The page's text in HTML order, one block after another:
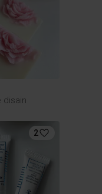
disain
2